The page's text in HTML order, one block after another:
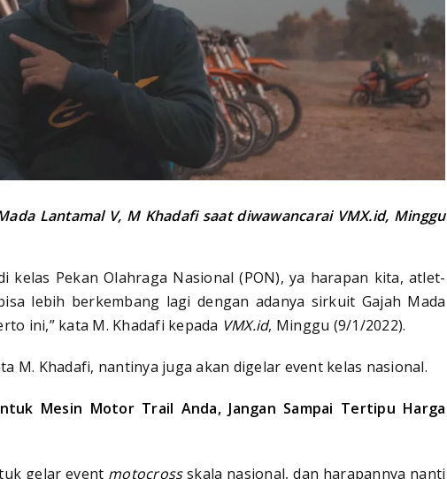
Lantamal V, M Khadafi saat diwawancarai VMX.id, Minggu
kelas Pekan Olahraga Nasional (PON), ya harapan kita, atlet-
lebih berkembang lagi dengan adanya sirkuit Gajah Mada
ini,” kata M. Khadafi kepada VMX.id, Minggu (9/1/2022).
M. Khadafi, nantinya juga akan digelar event kelas nasional.
Mesin Motor Trail Anda, Jangan Sampai Tertipu Harga
gelar event motocrossskala nasional, dan harapannya nanti